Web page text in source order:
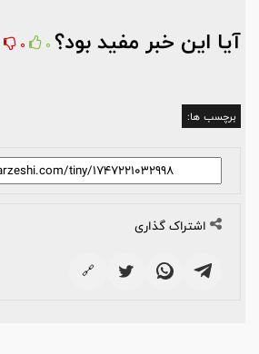
آیا این خبر مفید بود؟ 0
0
برچسب ها:
اشتراک گذاری
🔗